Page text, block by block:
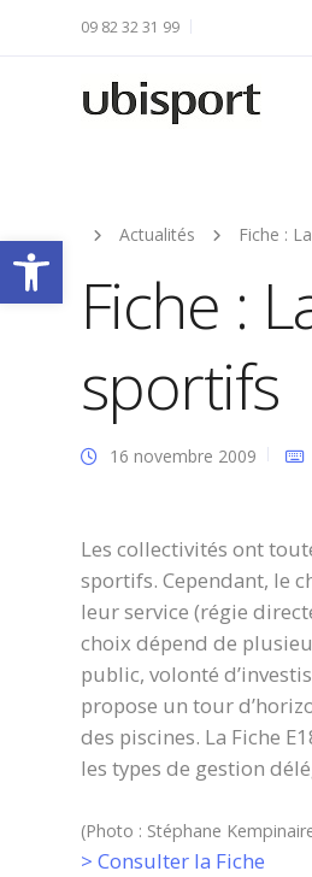
Ouvrir la barre
09 82 32 31 99
Actualités Fiche :
Fiche :
sportifs
16 novembre 2009
Les collectivités ont
sportifs. Cependant, le
leur service (régie
choix dépend de
public, volonté
propose un tour
des piscines. La Fiche
les types de gestion
(Photo : Stéphane
> Consulter la Fiche